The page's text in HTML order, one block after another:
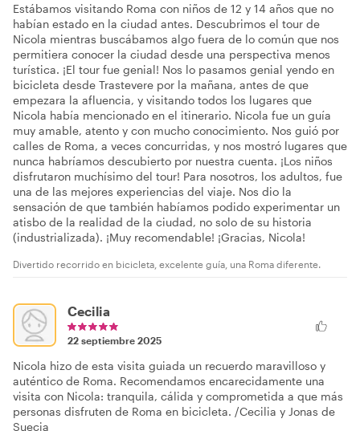
Estábamos visitando Roma con niños de 12 y 14 años que no
habían estado en la ciudad antes. Descubrimos el tour de
Nicola mientras buscábamos algo fuera de lo común que nos
permitiera conocer la ciudad desde una perspectiva menos
turística. ¡El tour fue genial! Nos lo pasamos genial yendo en
bicicleta desde Trastevere por la mañana, antes de que
empezara la afluencia, y visitando todos los lugares que
Nicola había mencionado en el itinerario. Nicola fue un guía
muy amable, atento y con mucho conocimiento. Nos guió por
calles de Roma, a veces concurridas, y nos mostró lugares que
nunca habríamos descubierto por nuestra cuenta. ¡Los niños
disfrutaron muchísimo del tour! Para nosotros, los adultos, fue
una de las mejores experiencias del viaje. Nos dio la
sensación de que también habíamos podido experimentar un
atisbo de la realidad de la ciudad, no solo de su historia
(industrializada). ¡Muy recomendable! ¡Gracias, Nicola!
Divertido recorrido en bicicleta, excelente guía, una Roma diferente.
Cecilia
22 septiembre 2025
Nicola hizo de esta visita guiada un recuerdo maravilloso y
auténtico de Roma. Recomendamos encarecidamente una
visita con Nicola: tranquila, cálida y comprometida a que más
personas disfruten de Roma en bicicleta. /Cecilia y Jonas de
Suecia